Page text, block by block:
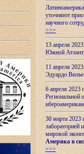
уточняют
научного
>>>
13 апреля
Южной
11 апреля
Эдуардо
6 апреля
Региональной
30 марта 2023
лабораторией
мировой
Америка в
>>>